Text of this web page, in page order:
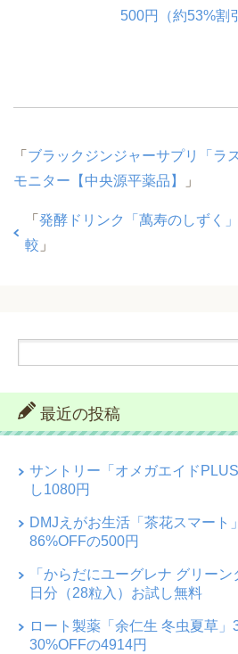
500円（約53%割
「 ブラックジンジャーサプリ「ラ
モニター【中央源平薬品】
」
「 発酵ドリンク「萬寿のしずく
較 」
最近の投稿
サントリー「オメガエイド
し1080円
DMJえがお生活「茶花スマート
86%OFFの500円
「からだにユーグレナ グリー
日分（28粒入）お試し無料
ロート製薬「余仁生 冬虫夏草」
30%OFFの4914円